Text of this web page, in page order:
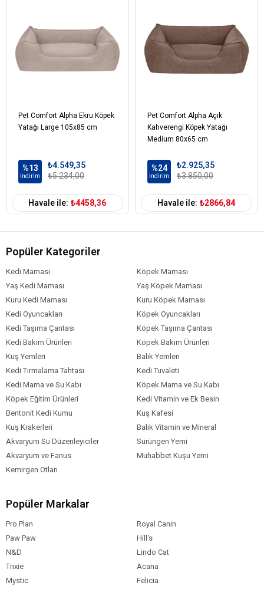
Pet Comfort Alpha Ekru Köpek
Yatağı Large 105x85 cm
%13
İndirim
₺4.549,35
₺5.234,00
Havale ile: ₺4458,36
Pet Comfort Alpha Açık
Kahverengi Köpek Yatağı
Medium 80x65 cm
%24
İndirim
₺2.925,35
₺3.850,00
Havale ile: ₺2866,84
Popüler Kategoriler
Kedi Maması
Köpek Maması
Yaş Kedi Maması
Yaş Köpek Maması
Kuru Kedi Maması
Kuru Köpek Maması
Kedi Oyuncakları
Köpek Oyuncakları
Kedi Taşıma Çantası
Köpek Taşıma Çantası
Kedi Bakım Ürünleri
Köpek Bakım Ürünleri
Kuş Yemleri
Balık Yemleri
Kedi Tırmalama Tahtası
Kedi Tuvaleti
Kedi Mama ve Su Kabı
Köpek Mama ve Su Kabı
Köpek Eğitim Ürünleri
Kedi Vitamin ve Ek Besin
Bentonit Kedi Kumu
Kuş Kafesi
Kuş Krakerleri
Balık Vitamin ve Mineral
Akvaryum Su Düzenleyiciler
Sürüngen Yemi
Akvaryum ve Fanus
Muhabbet Kuşu Yemi
Kemirgen Otları
Popüler Markalar
Pro Plan
Royal Canin
Paw Paw
Hill's
N&D
Lindo Cat
Trixie
Acana
Mystic
Felicia